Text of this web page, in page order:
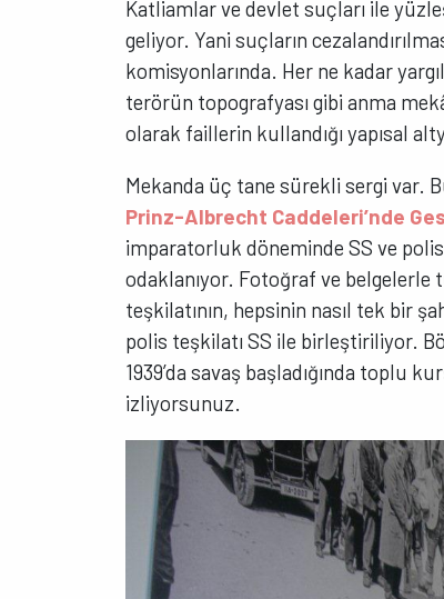
Katliamlar ve devlet suçları ile
geliyor. Yani suçların
komisyonlarında. Her ne kadar
terörün topografyası gibi anma
olarak faillerin kullandığı yapısal
Mekanda üç tane sürekli sergi var.
Prinz-Albrecht Caddeleri’nde
imparatorluk döneminde SS ve polis
odaklanıyor. Fotoğraf ve
teşkilatının, hepsinin nasıl tek bir
polis teşkilatı SS ile birleştiriliyor.
1939’da savaş başladığında toplu
izliyorsunuz.